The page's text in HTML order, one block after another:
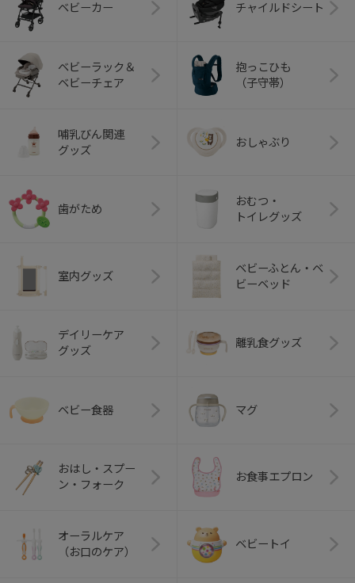
ベビーカー チャイルドシート
ベビーラック＆
ベビーチェア
抱っこひも
（子守帯）
哺乳びん関連
グッズ
おしゃぶり
歯がため
おむつ・
トイレグッズ
室内グッズ
ベビーふとん・ベ
ビーベッド
デイリーケア
グッズ
離乳食グッズ
ベビー食器 マグ
おはし・スプー
ン・フォーク
お食事エプロン
オーラルケア
（お口のケア）
ベビートイ